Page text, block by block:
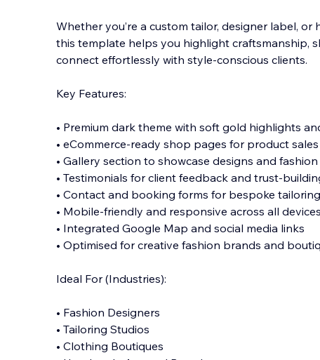
Whether you’re a custom tailor, designer label,
this template helps you highlight craftsmanship,
connect effortlessly with style-conscious clients.
Key Features:
• Premium dark theme with soft gold highlights
• eCommerce-ready shop pages for product
• Gallery section to showcase designs and
• Testimonials for client feedback and trust-
• Contact and booking forms for bespoke
• Mobile-friendly and responsive across all devices
• Integrated Google Map and social media links
• Optimised for creative fashion brands and
Ideal For (Industries):
• Fashion Designers
• Tailoring Studios
• Clothing Boutiques